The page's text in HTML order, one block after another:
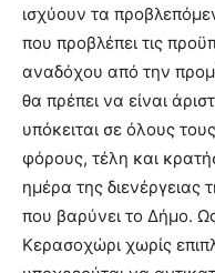
ισχύουν τα
που προβλέπει τις
αναδόχου από την
θα πρέπει να είναι
υπόκειται σε όλους
φόρους, τέλη και
ημέρα της διενέργειας
που βαρύνει το Δήμο.
Κερασοχώρι χωρίς